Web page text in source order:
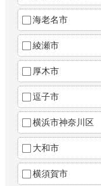
海老名市
綾瀬市
厚木市
逗子市
横浜市神奈川区
大和市
横須賀市